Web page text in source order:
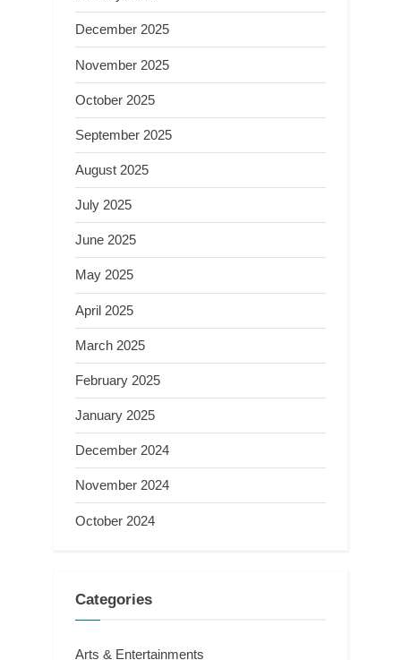
December 2025
November 2025
October 2025
September 2025
August 2025
July 2025
June 2025
May 2025
April 2025
March 2025
February 2025
January 2025
December 2024
November 2024
October 2024
Categories
Arts & Entertainments